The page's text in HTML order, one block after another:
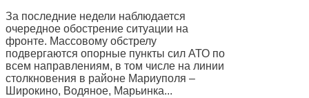
За последние недели наблюдается
очередное обострение ситуации на
фронте. Массовому обстрелу
подвергаются опорные пункты сил АТО по
всем направлениям, в том числе на линии
столкновения в районе Мариуполя –
Широкино, Водяное, Марьинка...